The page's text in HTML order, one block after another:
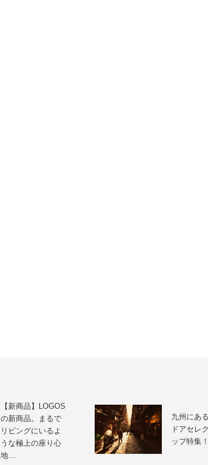
【新商品】LOGOS
の新商品。まるで
リビングにいるよ
うな極上の座り心
地…
九州にあ
ドアセレ
ップ特集